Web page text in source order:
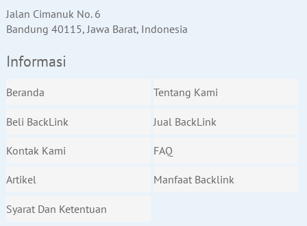
Jalan Cimanuk No. 6
Bandung 40115, Jawa Barat, Indonesia
Informasi
Beranda Tentang Kami
Beli BackLink Jual BackLink
Kontak Kami FAQ
Artikel Manfaat Backlink
Syarat Dan Ketentuan